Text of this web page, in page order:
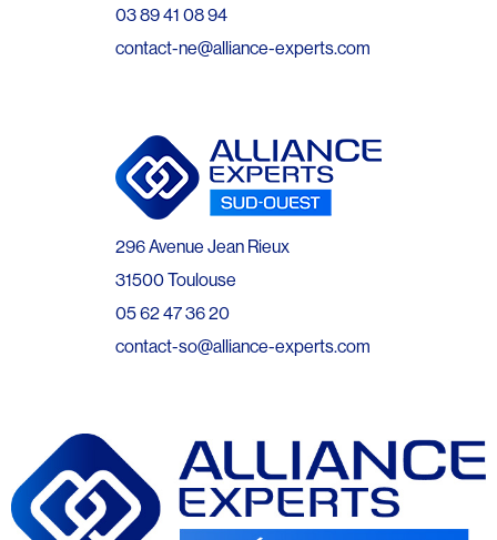
03 89 41 08 94
contact-ne@alliance-experts.com
296 Avenue Jean Rieux
31500 Toulouse
05 62 47 36 20
contact-so@alliance-experts.com